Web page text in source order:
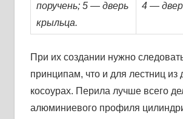
поручень; 5 — дверь
крыльца.
4 —
При их создании нужно
принципам, что и для лестниц из
косоурах. Перила лучше всего
алюминиевого профиля